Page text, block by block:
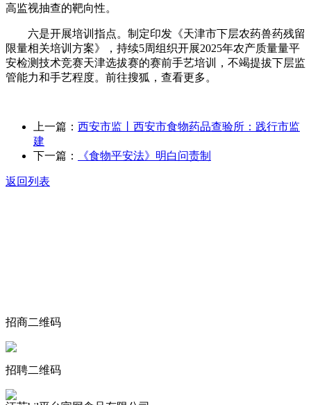
高监视抽查的靶向性。
六是开展培训指点。制定印发《天津市下层农药兽药残留
限量相关培训方案》，持续5周组织开展2025年农产质量量平
安检测技术竞赛天津选拔赛的赛前手艺培训，不竭提拔下层监
管能力和手艺程度。前往搜狐，查看更多。
上一篇： 西安市监丨西安市食物药品查验所：践行市监
建
下一篇：
《食物平安法》明白问责制
返回列表
招商二维码
招聘二维码